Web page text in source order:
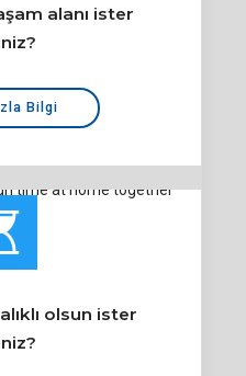
alanı ister
Bilgi
olsun ister